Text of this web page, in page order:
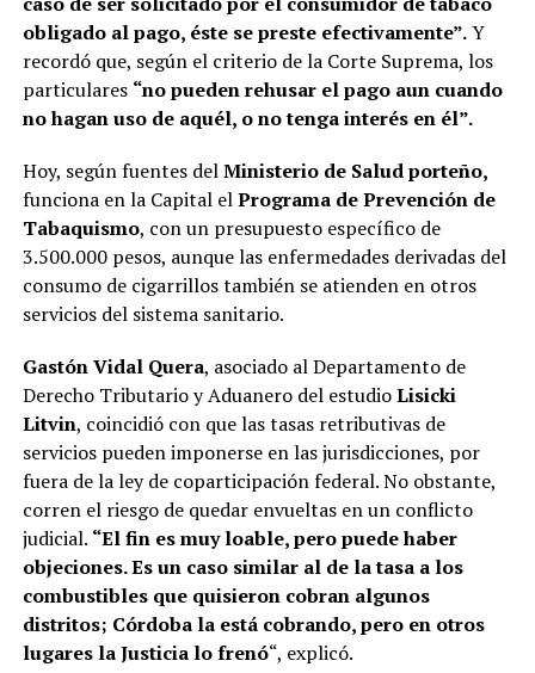
obligado al pago, éste se preste efectivamente”.Y
recordó que, según el criterio de la Corte Suprema, los
particulares “no pueden rehusar el pago aun cuando
no hagan uso de aquél, o no tenga interés en él”.
Hoy, según fuentes delMinisterio de Salud porteño,
funciona en la Capital elPrograma de Prevención de
Tabaquismo, con un presupuesto específico de
3.500.000 pesos, aunque las enfermedades derivadas del
consumo de cigarrillos también se atienden en otros
servicios del sistema sanitario.
Gastón Vidal Quera, asociado al Departamento de
Derecho Tributario y Aduanero del estudioLisicki
Litvin, coincidió con que las tasas retributivas de
servicios pueden imponerse en las jurisdicciones, por
fuera de la ley de coparticipación federal. No obstante,
corren el riesgo de quedar envueltas en un conflicto
judicial. “El fin es muy loable, pero puede haber
objeciones. Es un caso similar al de la tasa a los
combustibles que quisieron cobran algunos
distritos; Córdoba la está cobrando, pero en otros
lugares la Justicia lo frenó“, explicó.